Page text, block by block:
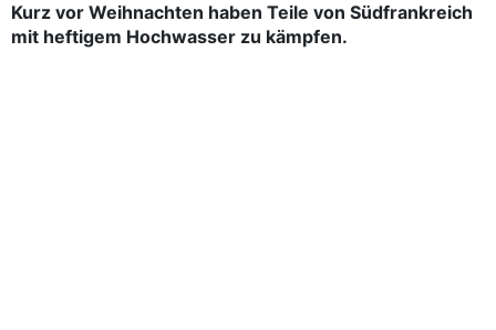
Kurz vor Weihnachten haben Teile von Südfrankreich
mit heftigem Hochwasser zu kämpfen.